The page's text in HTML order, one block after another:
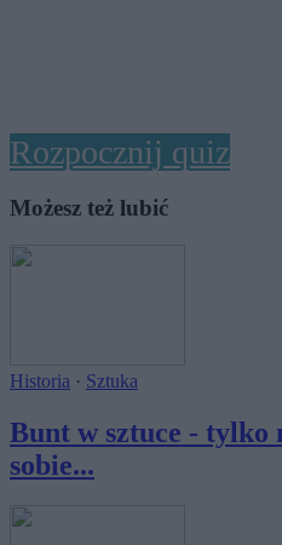
Rozpocznij quiz
Możesz też lubić
Historia · Sztuka
Bunt w sztuce - tylko
sobie...